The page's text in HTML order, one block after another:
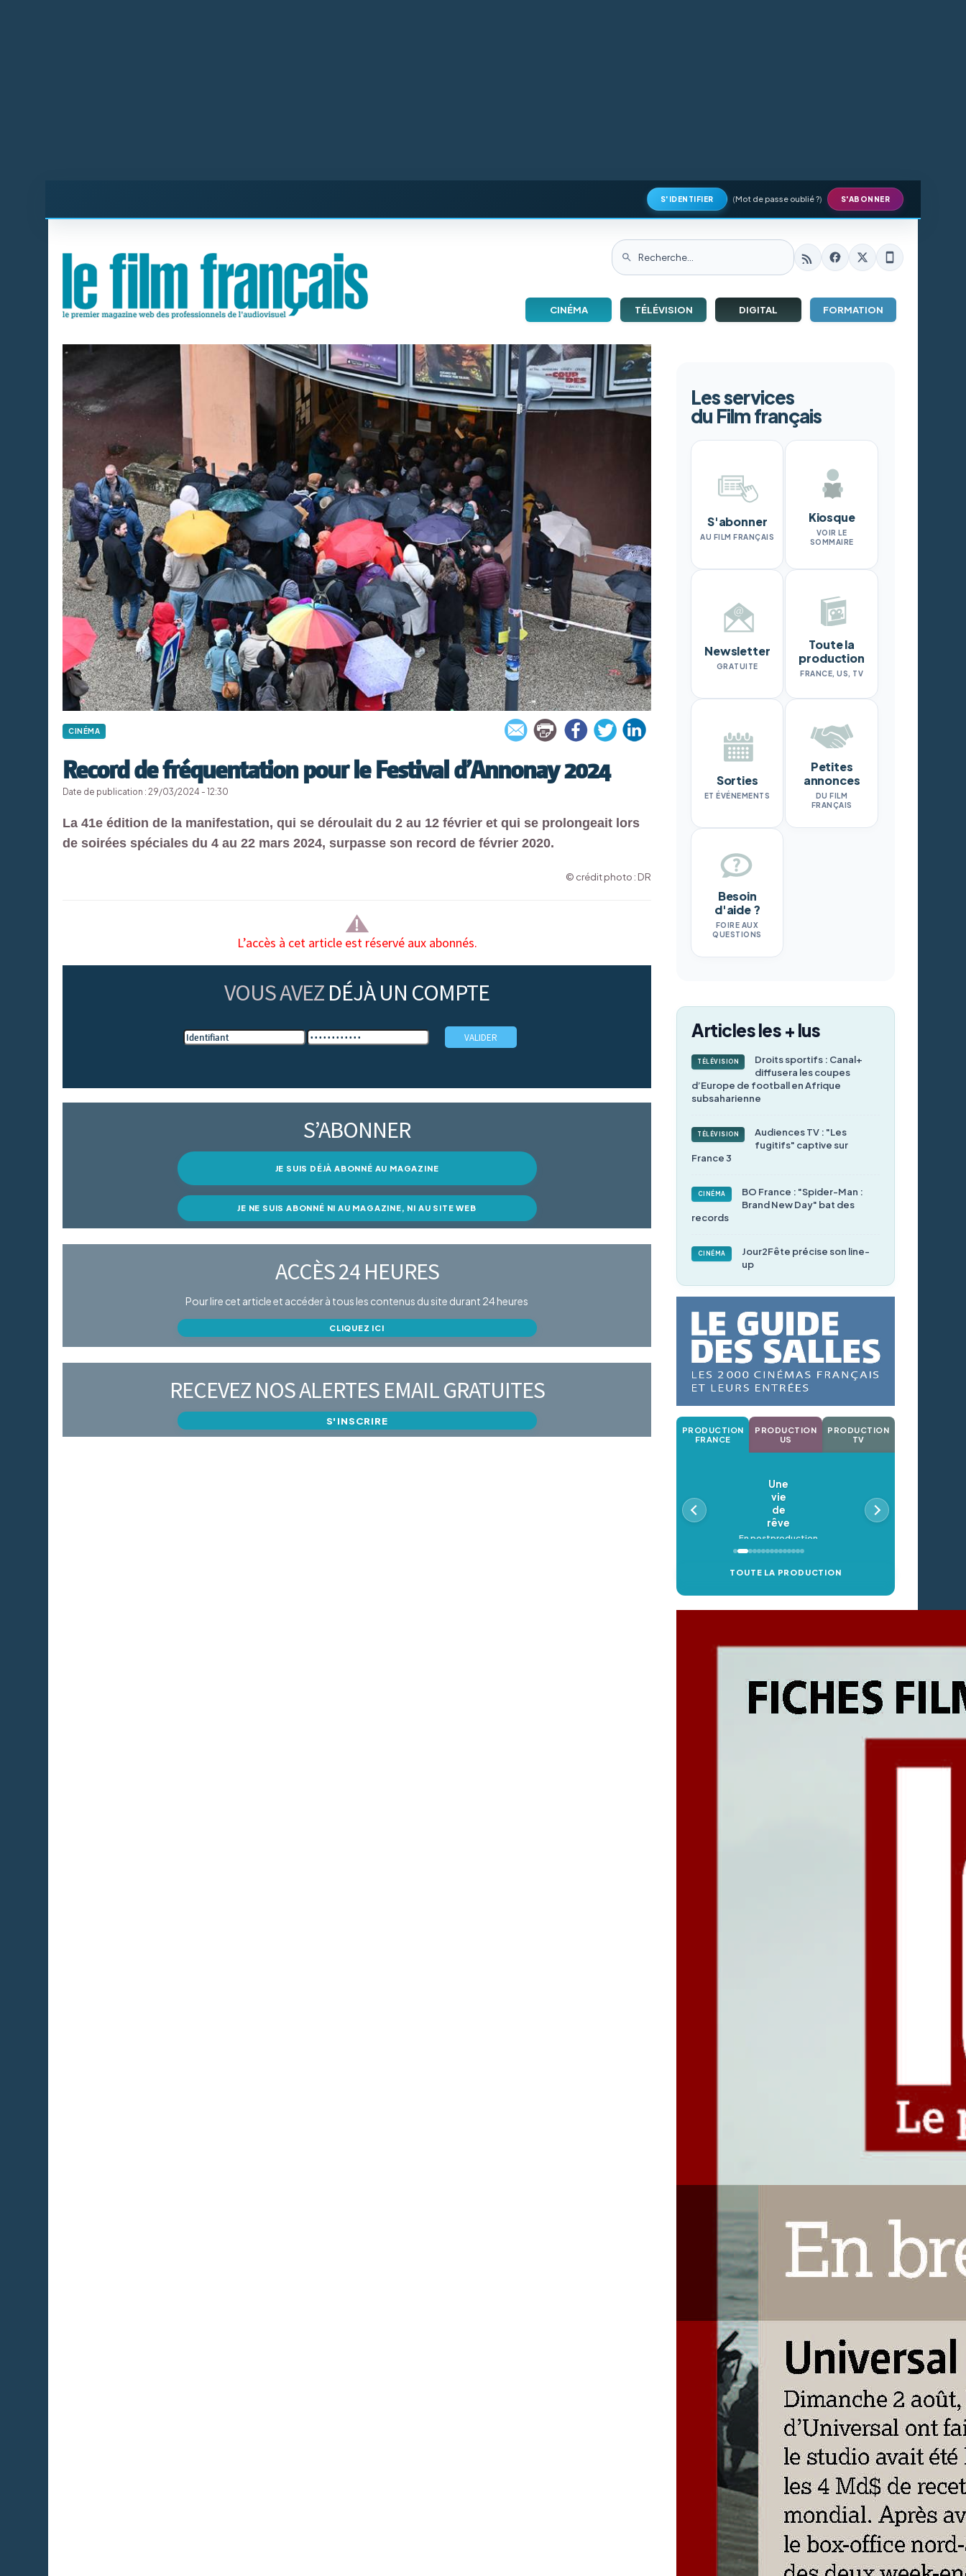
S'IDENTIFIER (Mot de passe oublié ?) S'ABONNER
CINÉMA TÉLÉVISION DIGITAL FORMATION
CINÉMA
Record de fréquentation pour le Festival d’Annonay 2024
Date de publication : 29/03/2024 - 12:30
La 41e édition de la manifestation, qui se déroulait du 2 au 12 février et qui se prolongeait lors
de soirées spéciales du 4 au 22 mars 2024, surpasse son record de février 2020.
© crédit photo : DR
L’accès à cet article est réservé aux abonnés.
VOUS AVEZ DÉJÀ UN COMPTE
S’ABONNER
JE SUIS DÉJÀ ABONNÉ AU MAGAZINE
JE NE SUIS ABONNÉ NI AU MAGAZINE, NI AU SITE WEB
ACCÈS 24 HEURES
Pour lire cet article et accéder à tous les contenus du site durant 24 heures
CLIQUEZ ICI
RECEVEZ NOS ALERTES EMAIL GRATUITES
S'INSCRIRE
Les services
du Film français
S'abonner
AU FILM FRANÇAIS
Kiosque
VOIR LE
SOMMAIRE
Newsletter
GRATUITE
Toute la
production
FRANCE, US, TV
Sorties
ET ÉVÉNEMENTS
Petites
annonces
DU FILM
FRANÇAIS
Besoin
d'aide ?
FOIRE AUX
QUESTIONS
Articles les + lus
TÉLÉVISION
Droits sportifs : Canal+
diffusera les coupes
d’Europe de football en Afrique
subsaharienne
TÉLÉVISION
Audiences TV : "Les
fugitifs" captive sur
France 3
CINÉMA
BO France : "Spider-Man :
Brand New Day" bat des
records
CINÉMA
Jour2Fête précise son line-
up
PRODUCTION
FRANCE
PRODUCTION
US
PRODUCTION
TV
Une
vie
de
rêve
En postproduction
TOUTE LA PRODUCTION